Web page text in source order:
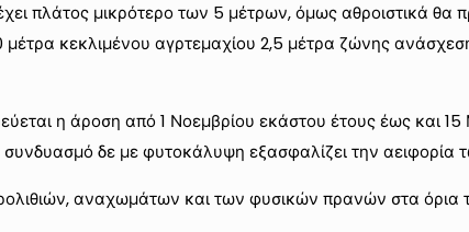
πλάτος μικρότερο των 5 μέτρων, όμως αθροιστικά
μέτρα κεκλιμένου αγρτεμαχίου 2,5 μέτρα ζώνης
η άροση από 1 Νοεμβρίου εκάστου έτους έως και
δε με φυτοκάλυψη εξασφαλίζει την αειφορία
αναχωμάτων και των φυσικών πρανών στα όρια